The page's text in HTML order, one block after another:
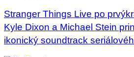
Stranger Things Live po
Kyle Dixon a Michael Stein
ikonický soundtrack